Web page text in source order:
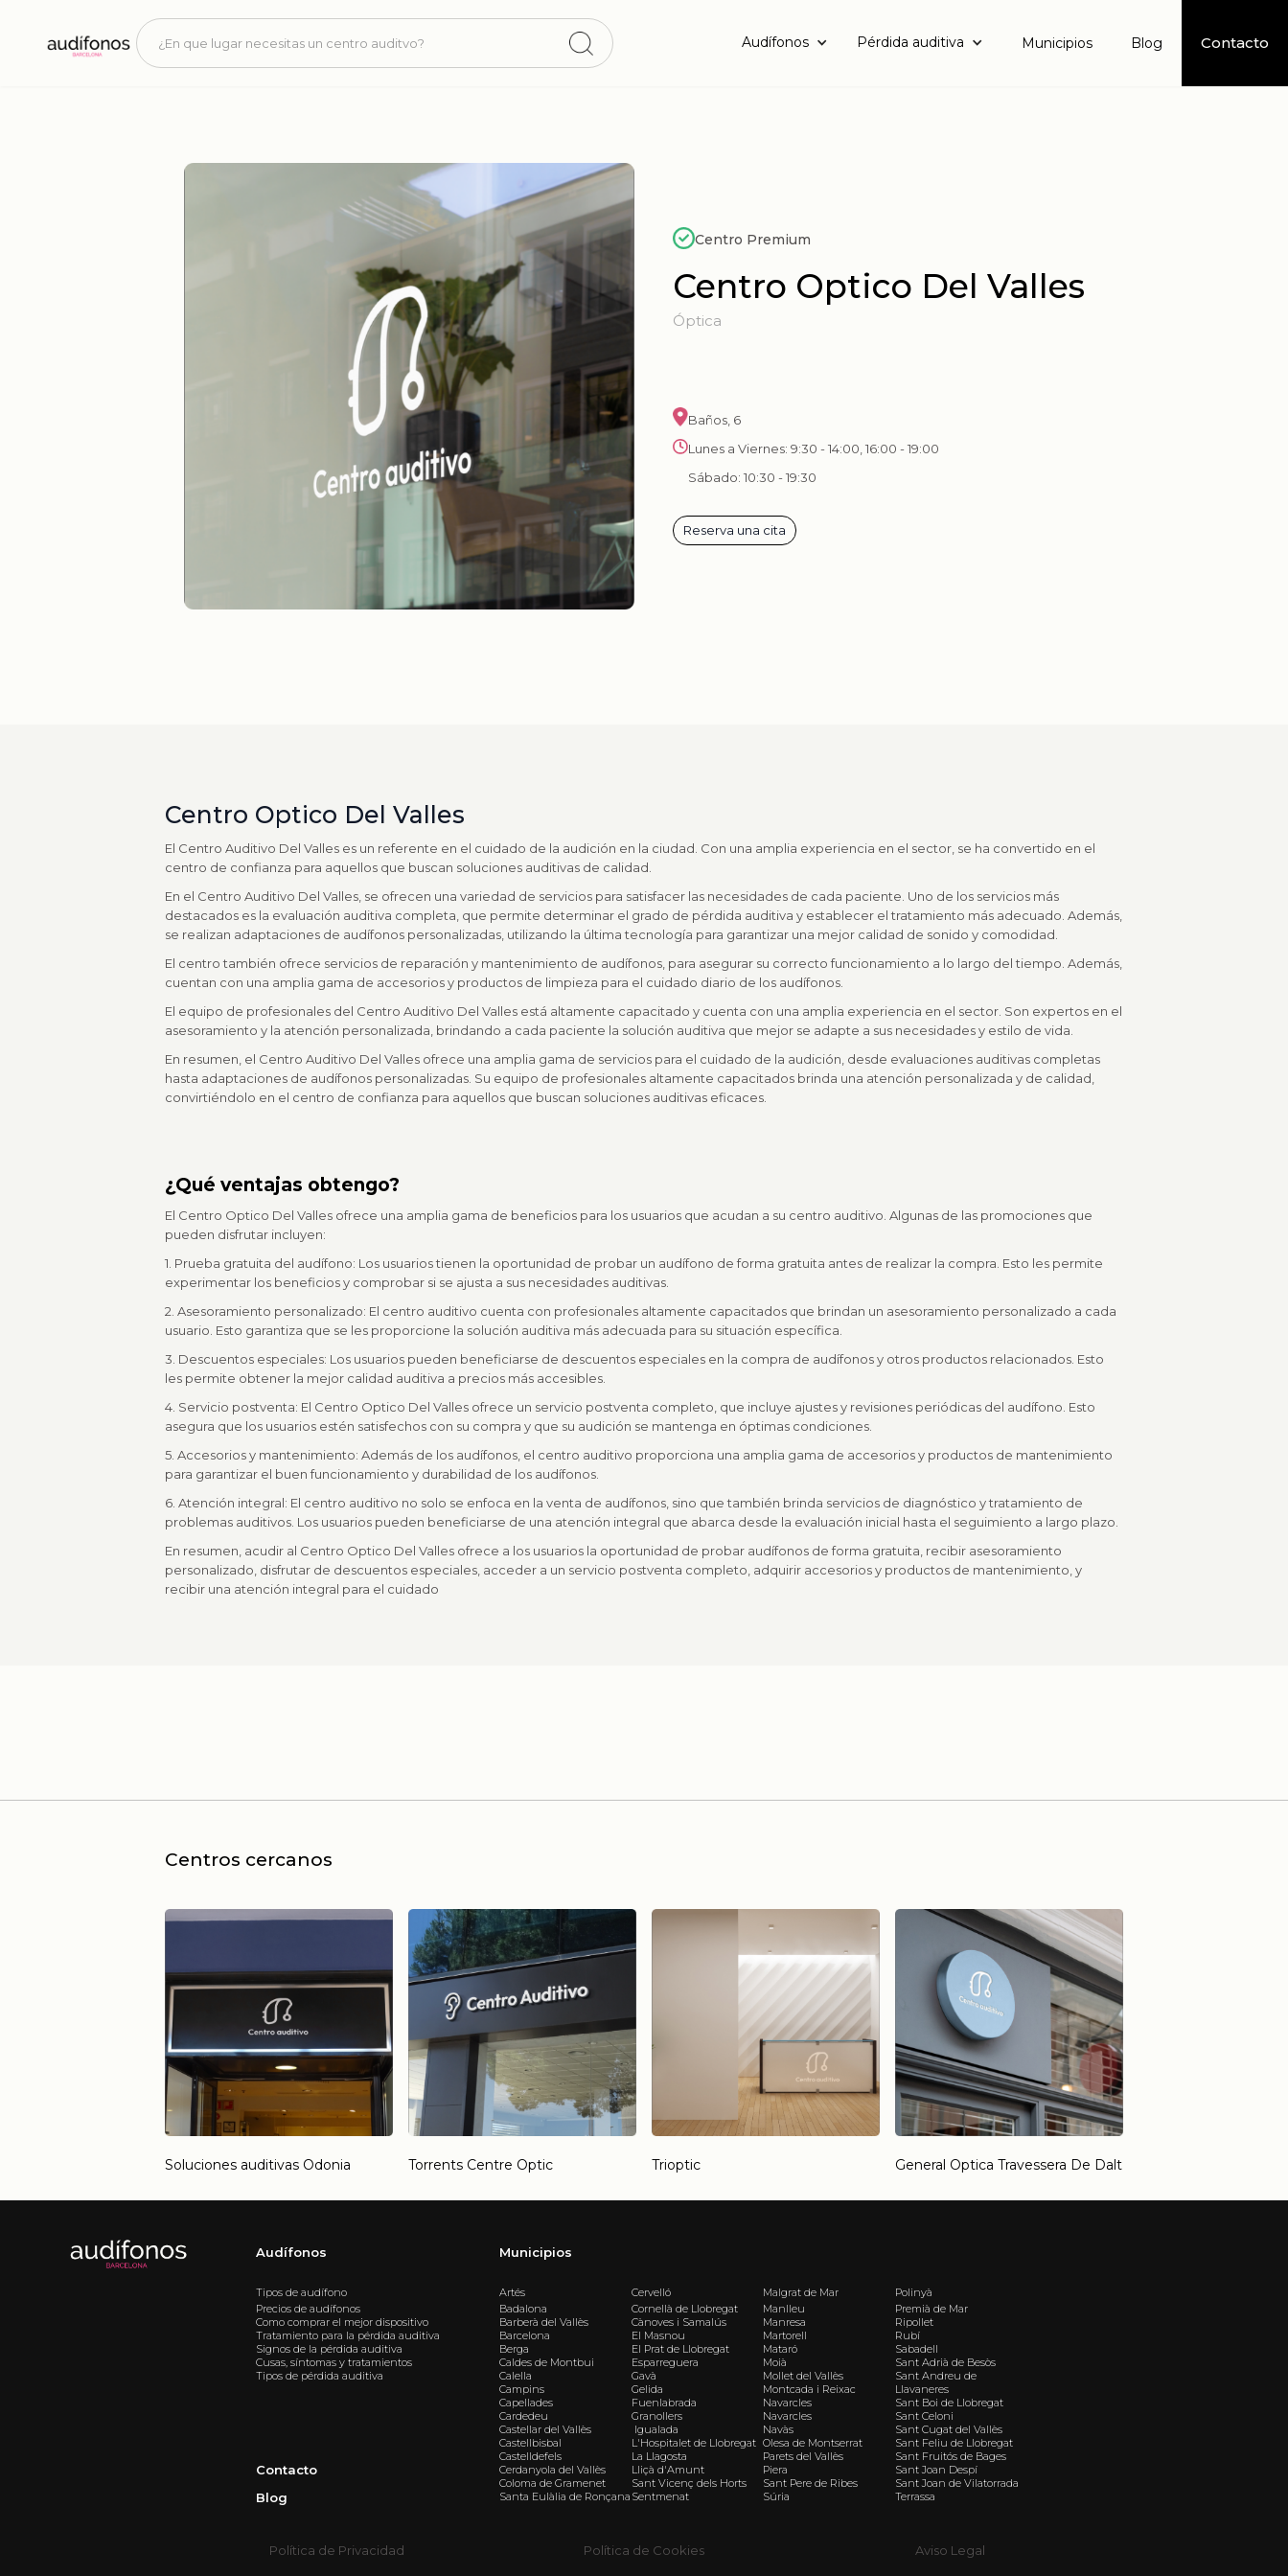
Audífonos Pérdida auditiva Municipios Blog Contacto
Centro Premium
Centro Optico Del Valles
Óptica
Baños, 6
Lunes a Viernes: 9:30 - 14:00, 16:00 - 19:00
Sábado: 10:30 - 19:30
Reserva una cita
Centro Optico Del Valles
El Centro Auditivo Del Valles es un referente en el cuidado de la audición en la ciudad. Con una amplia experiencia en el sector, se ha convertido en el
centro de confianza para aquellos que buscan soluciones auditivas de calidad.
En el Centro Auditivo Del Valles, se ofrecen una variedad de servicios para satisfacer las necesidades de cada paciente. Uno de los servicios más
destacados es la evaluación auditiva completa, que permite determinar el grado de pérdida auditiva y establecer el tratamiento más adecuado. Además,
se realizan adaptaciones de audífonos personalizadas, utilizando la última tecnología para garantizar una mejor calidad de sonido y comodidad.
El centro también ofrece servicios de reparación y mantenimiento de audífonos, para asegurar su correcto funcionamiento a lo largo del tiempo. Además,
cuentan con una amplia gama de accesorios y productos de limpieza para el cuidado diario de los audífonos.
El equipo de profesionales del Centro Auditivo Del Valles está altamente capacitado y cuenta con una amplia experiencia en el sector. Son expertos en el
asesoramiento y la atención personalizada, brindando a cada paciente la solución auditiva que mejor se adapte a sus necesidades y estilo de vida.
En resumen, el Centro Auditivo Del Valles ofrece una amplia gama de servicios para el cuidado de la audición, desde evaluaciones auditivas completas
hasta adaptaciones de audífonos personalizadas. Su equipo de profesionales altamente capacitados brinda una atención personalizada y de calidad,
convirtiéndolo en el centro de confianza para aquellos que buscan soluciones auditivas eficaces.
¿Qué ventajas obtengo?
El Centro Optico Del Valles ofrece una amplia gama de beneficios para los usuarios que acudan a su centro auditivo. Algunas de las promociones que
pueden disfrutar incluyen:
1. Prueba gratuita del audífono: Los usuarios tienen la oportunidad de probar un audífono de forma gratuita antes de realizar la compra. Esto les permite
experimentar los beneficios y comprobar si se ajusta a sus necesidades auditivas.
2. Asesoramiento personalizado: El centro auditivo cuenta con profesionales altamente capacitados que brindan un asesoramiento personalizado a cada
usuario. Esto garantiza que se les proporcione la solución auditiva más adecuada para su situación específica.
3. Descuentos especiales: Los usuarios pueden beneficiarse de descuentos especiales en la compra de audífonos y otros productos relacionados. Esto
les permite obtener la mejor calidad auditiva a precios más accesibles.
4. Servicio postventa: El Centro Optico Del Valles ofrece un servicio postventa completo, que incluye ajustes y revisiones periódicas del audífono. Esto
asegura que los usuarios estén satisfechos con su compra y que su audición se mantenga en óptimas condiciones.
5. Accesorios y mantenimiento: Además de los audífonos, el centro auditivo proporciona una amplia gama de accesorios y productos de mantenimiento
para garantizar el buen funcionamiento y durabilidad de los audífonos.
6. Atención integral: El centro auditivo no solo se enfoca en la venta de audífonos, sino que también brinda servicios de diagnóstico y tratamiento de
problemas auditivos. Los usuarios pueden beneficiarse de una atención integral que abarca desde la evaluación inicial hasta el seguimiento a largo plazo.
En resumen, acudir al Centro Optico Del Valles ofrece a los usuarios la oportunidad de probar audífonos de forma gratuita, recibir asesoramiento
personalizado, disfrutar de descuentos especiales, acceder a un servicio postventa completo, adquirir accesorios y productos de mantenimiento, y
recibir una atención integral para el cuidado
Centros cercanos
Soluciones auditivas Odonia Torrents Centre Optic Trioptic General Optica Travessera De Dalt
Audífonos
Tipos de audífono
Precios de audífonos
Como comprar el mejor dispositivo
Tratamiento para la pérdida auditiva
Signos de la pérdida auditiva
Cusas, síntomas y tratamientos
Tipos de pérdida auditiva
Contacto
Blog
Municipios
Artés
Badalona
Barberà del Vallès
Barcelona
Berga
Caldes de Montbui
Calella
Campins
Capellades
Cardedeu
Castellar del Vallès
Castellbisbal
Castelldefels
Cerdanyola del Vallès
Coloma de Gramenet
Santa Eulàlia de Ronçana
Cervelló
Cornellà de Llobregat
Cànoves i Samalús
El Masnou
El Prat de Llobregat
Esparreguera
Gavà
Gelida
Fuenlabrada
Granollers
Igualada
L'Hospitalet de Llobregat
La Llagosta
Lliçà d'Amunt
Sant Vicenç dels Horts
Sentmenat
Malgrat de Mar
Manlleu
Manresa
Martorell
Mataró
Moià
Mollet del Vallès
Montcada i Reixac
Navarcles
Navarcles
Navàs
Olesa de Montserrat
Parets del Vallès
Piera
Sant Pere de Ribes
Súria
Polinyà
Premià de Mar
Ripollet
Rubí
Sabadell
Sant Adrià de Besòs
Sant Andreu de
Llavaneres
Sant Boi de Llobregat
Sant Celoni
Sant Cugat del Vallès
Sant Feliu de Llobregat
Sant Fruitós de Bages
Sant Joan Despí
Sant Joan de Vilatorrada
Terrassa
Política de Privacidad Política de Cookies Aviso Legal